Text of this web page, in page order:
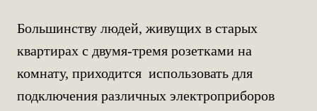
Большинству людей, живущих в старых
квартирах с двумя-тремя розетками на
комнату, приходится использовать для
подключения различных электроприборов